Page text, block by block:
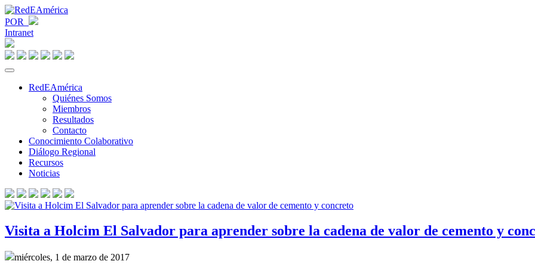
POR
Intranet
RedEAmérica
Quiénes Somos
Miembros
Resultados
Contacto
Conocimiento Colaborativo
Diálogo Regional
Recursos
Noticias
Visita a Holcim El Salvador para aprender sobre la cadena de valor de cemento y
miércoles, 1 de marzo de 2017